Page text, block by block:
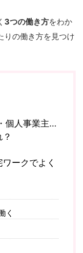
3つの働き方をわか
りの働き方を見つけ
個人事業主…
ークでよく
く